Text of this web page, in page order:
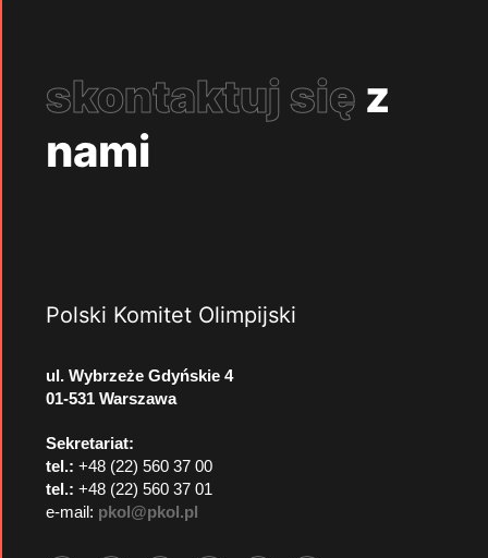
skontaktuj się z
nami
Polski Komitet Olimpijski
ul. Wybrzeże Gdyńskie 4
01-531 Warszawa
Sekretariat:
tel.: +48 (22) 560 37 00
tel.: +48 (22) 560 37 01
e-mail: pkol@pkol.pl